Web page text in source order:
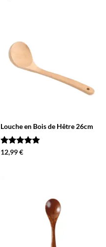
Louche en Bois de Hêtre 26cm
Note5
12,99€